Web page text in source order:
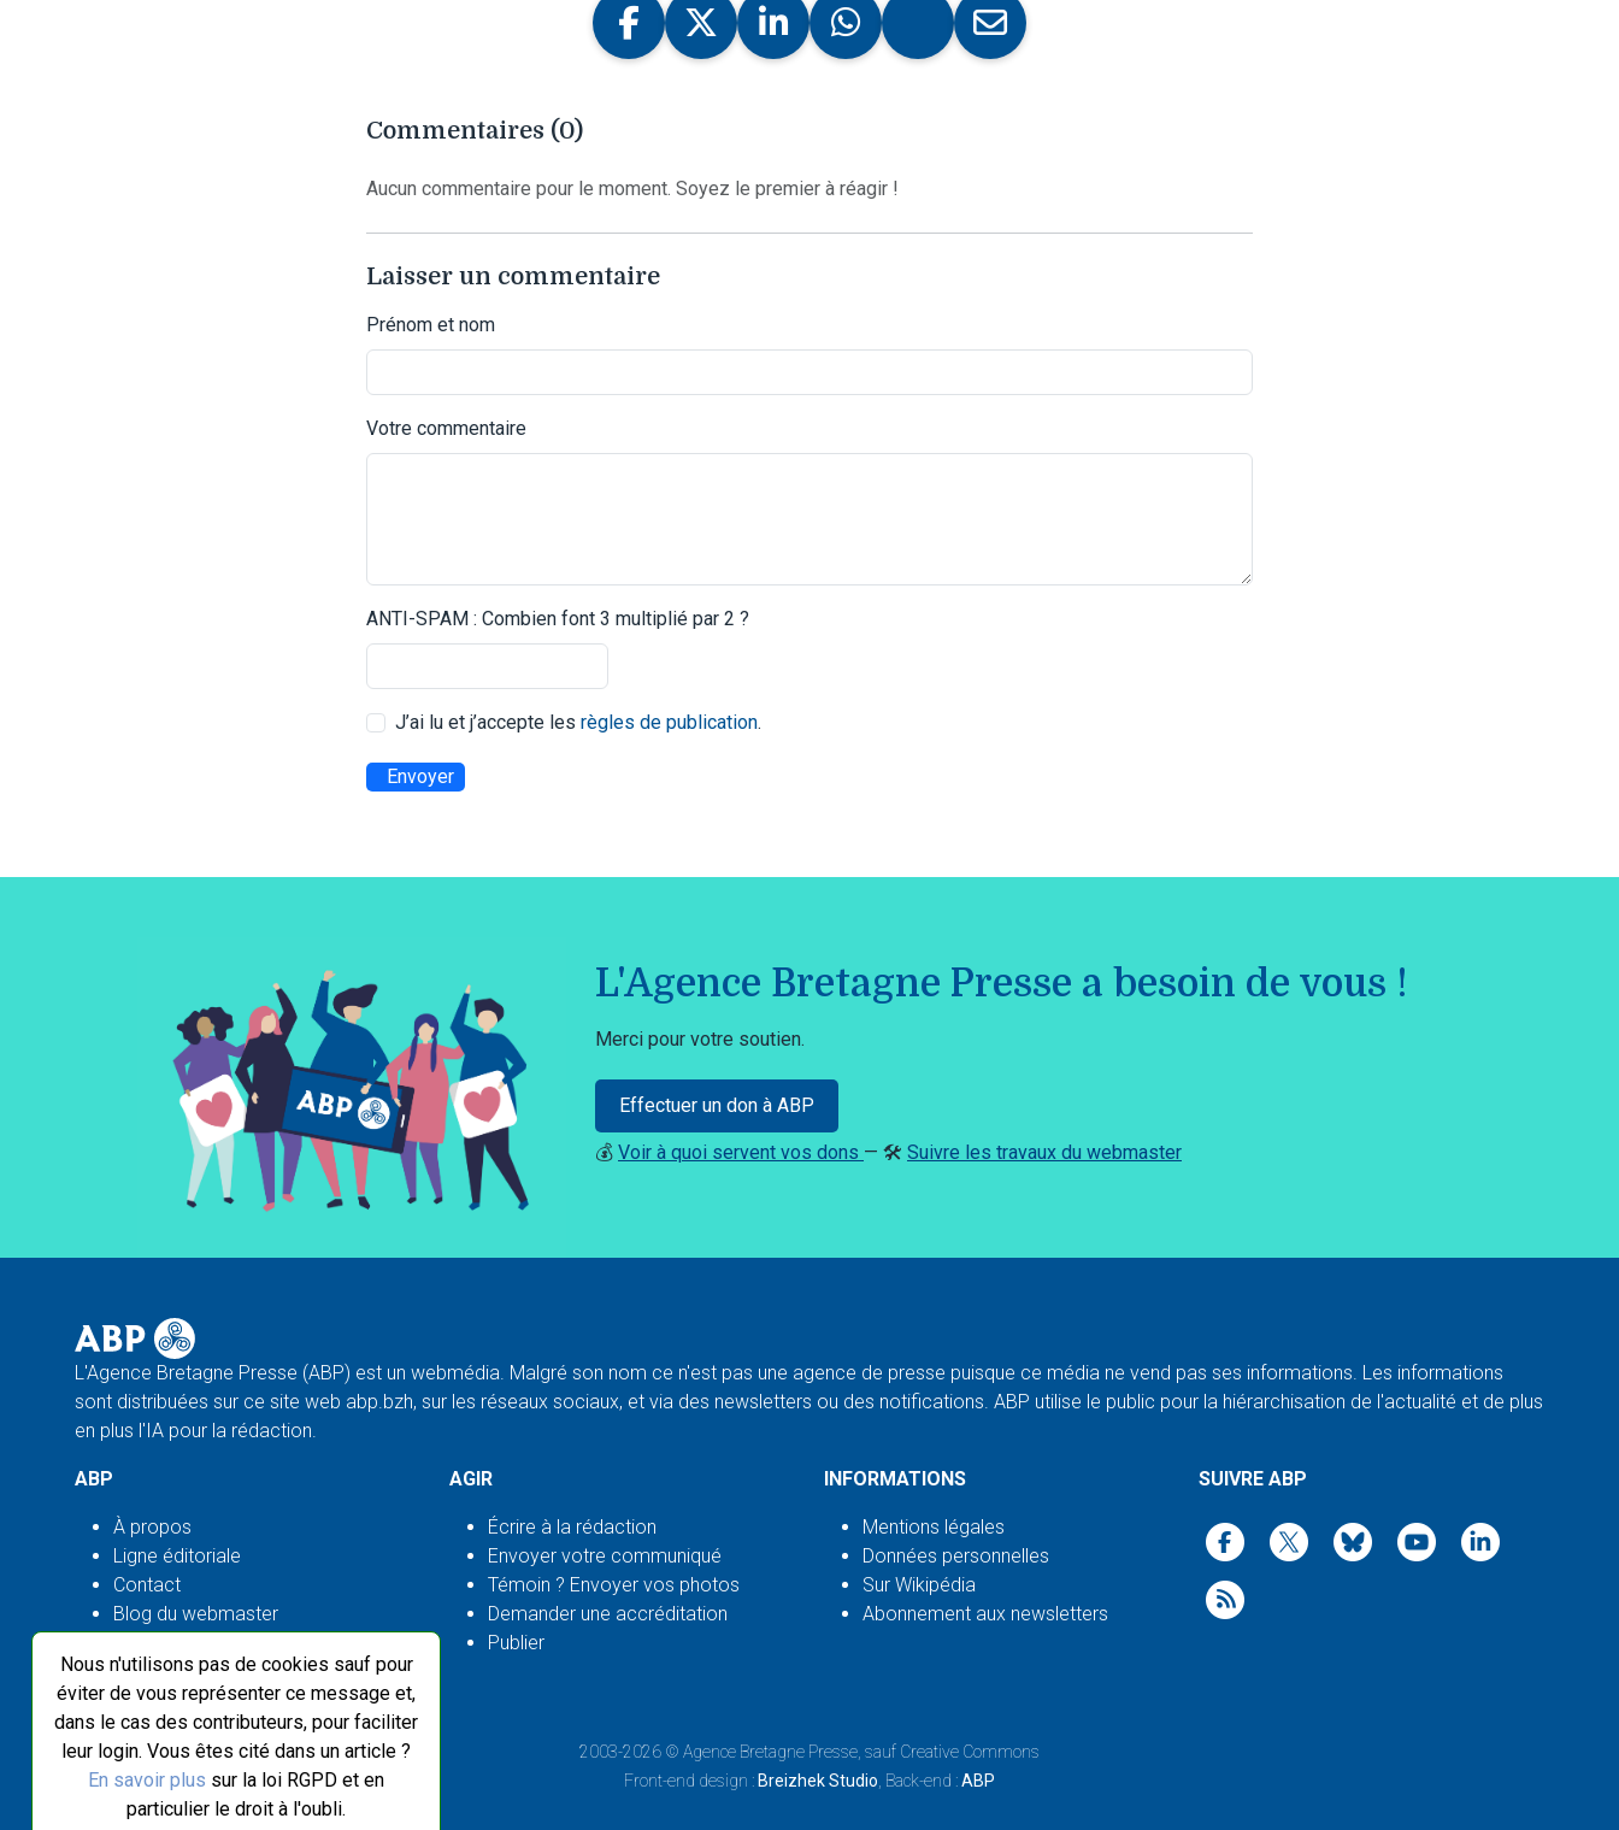
Nous n'utilisons pas de cookies sauf pour
éviter de vous représenter ce message et,
dans le cas des contributeurs, pour faciliter
leur login. Vous êtes cité dans un article ?
En savoir plus sur la loi RGPD et en
particulier le droit à l'oubli.
Commentaires (0)
Aucun commentaire pour le moment. Soyez le premier à réagir !
Laisser un commentaire
Prénom et nom
Votre commentaire
ANTI-SPAM : Combien font 3 multiplié par 2 ?
J’ai lu et j’accepte les règles de publication.
Envoyer
L'Agence Bretagne Presse a besoin de vous !
Merci pour votre soutien.
Effectuer un don à ABP
💰 Voir à quoi servent vos dons — 🛠️ Suivre les travaux du webmaster
L'Agence Bretagne Presse (ABP) est un webmédia. Malgré son nom ce n'est pas une agence de presse puisque ce média ne vend pas ses informations. Les informations
sont distribuées sur ce site web abp.bzh, sur les réseaux sociaux, et via des newsletters ou des notifications. ABP utilise le public pour la hiérarchisation de l'actualité et de plus
en plus l'IA pour la rédaction.
ABP
À propos
Ligne éditoriale
Contact
Blog du webmaster
AGIR
Écrire à la rédaction
Envoyer votre communiqué
Témoin ? Envoyer vos photos
Demander une accréditation
Publier
INFORMATIONS
Mentions légales
Données personnelles
Sur Wikipédia
Abonnement aux newsletters
SUIVRE ABP
2003-2026 © Agence Bretagne Presse, sauf Creative Commons
Front-end design : Breizhek Studio, Back-end :ABP